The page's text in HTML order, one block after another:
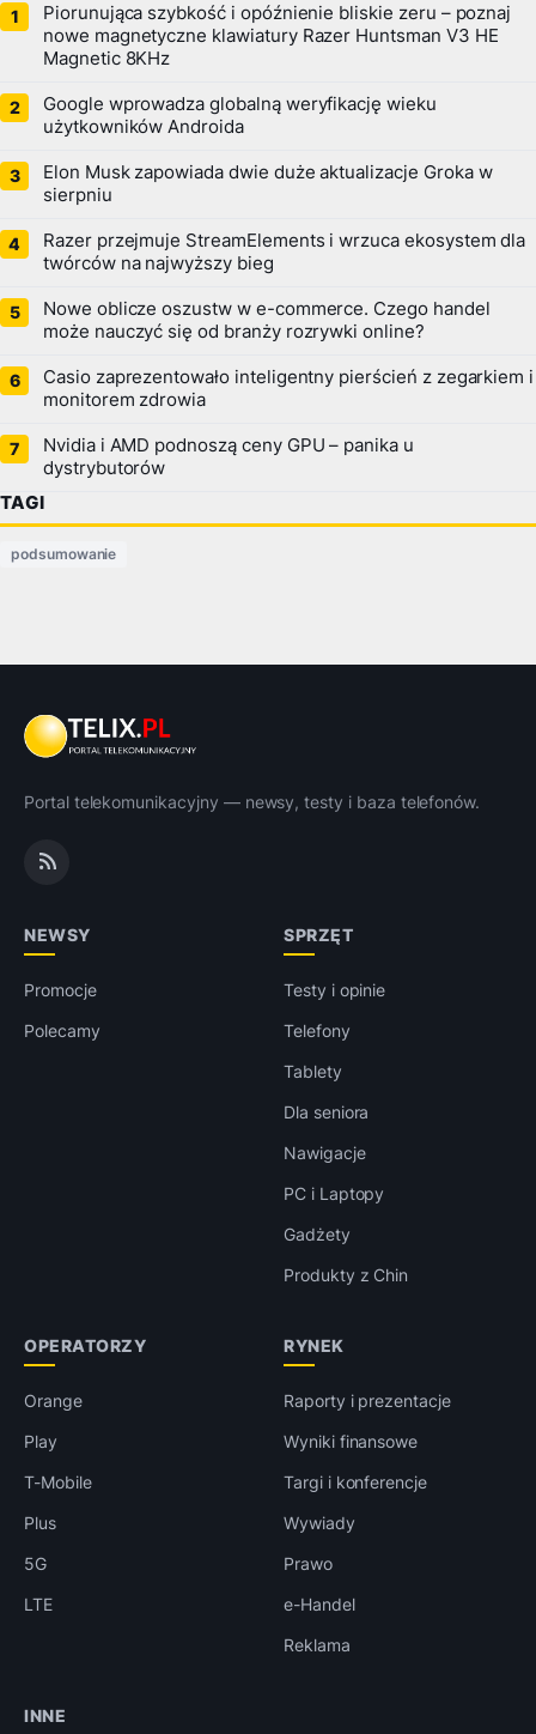
Piorunująca szybkość i opóźnienie bliskie zeru – poznaj
nowe magnetyczne klawiatury Razer Huntsman V3 HE
Magnetic 8KHz
Google wprowadza globalną weryfikację wieku
użytkowników Androida
Elon Musk zapowiada dwie duże aktualizacje Groka w
sierpniu
Razer przejmuje StreamElements i wrzuca ekosystem dla
twórców na najwyższy bieg
Nowe oblicze oszustw w e-commerce. Czego handel
może nauczyć się od branży rozrywki online?
Casio zaprezentowało inteligentny pierścień z zegarkiem i
monitorem zdrowia
Nvidia i AMD podnoszą ceny GPU – panika u
dystrybutorów
TAGI
podsumowanie
Portal telekomunikacyjny — newsy, testy i baza telefonów.
NEWSY
Promocje
Polecamy
SPRZĘT
Testy i opinie
Telefony
Tablety
Dla seniora
Nawigacje
PC i Laptopy
Gadżety
Produkty z Chin
OPERATORZY
Orange
Play
T-Mobile
Plus
5G
LTE
RYNEK
Raporty i prezentacje
Wyniki finansowe
Targi i konferencje
Wywiady
Prawo
e-Handel
Reklama
INNE